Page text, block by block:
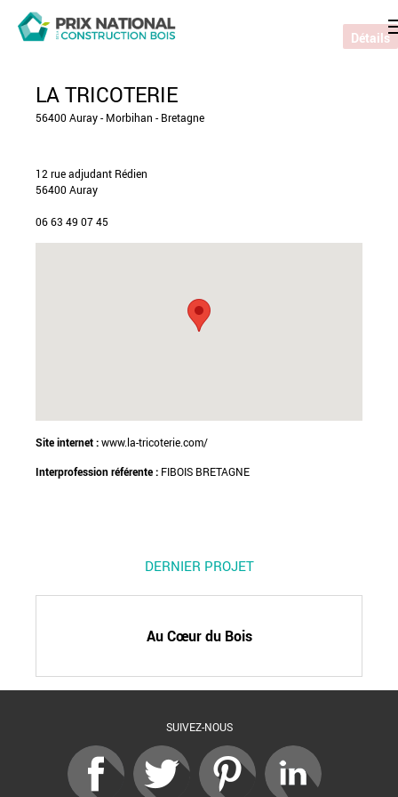
LA TRICOTERIE
56400 Auray - Morbihan - Bretagne
12 rue adjudant Rédien
56400 Auray
06 63 49 07 45
Site internet :www.la-tricoterie.com/
Interprofession référente : FIBOIS BRETAGNE
DERNIER PROJET
Au Cœur du Bois
Détails
SUIVEZ-NOUS